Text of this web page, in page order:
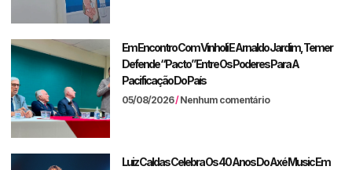
Em Encontro Com Vinholi E Arnaldo Jardim, Temer
Defende “pacto” Entre Os Poderes Para A
Pacificação Do País
05/08/2026 Nenhum comentário
Luiz Caldas Celebra Os 40 Anos Do Axé Music Em